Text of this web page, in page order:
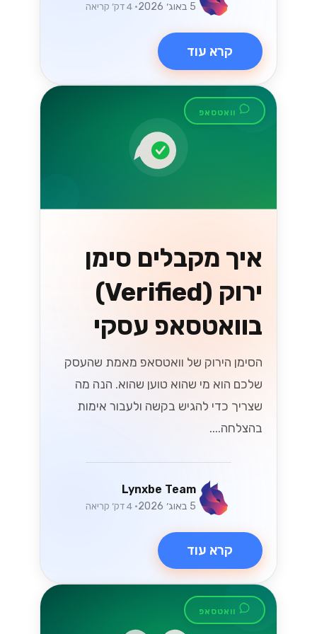
5 באוג׳ 2026 • 4 דק׳ קריאה
קרא עוד
וואטסאפ
איך מקבלים סימן
ירוק (Verified)
בוואטסאפ עסקי
הסימן הירוק של וואטסאפ מאמת שהעסק
שלכם הוא מי שהוא טוען שהוא. הנה מה
שצריך כדי להגיש בקשה ולעבור אימות
בהצלחה....
Lynxbe Team
5 באוג׳ 2026 • 4 דק׳ קריאה
קרא עוד
וואטסאפ